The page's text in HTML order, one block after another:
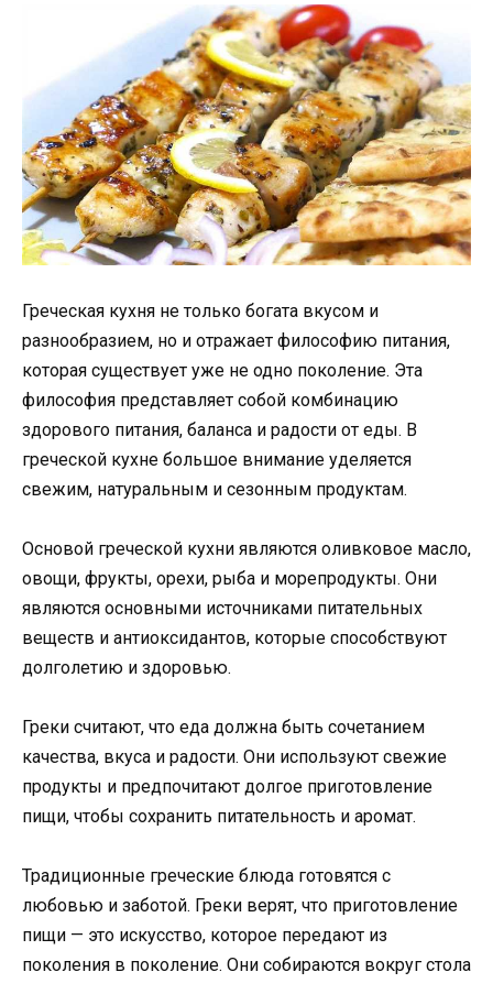
Греческая кухня не только богата вкусом и
разнообразием, но и отражает философию питания,
которая существует уже не одно поколение. Эта
философия представляет собой комбинацию
здорового питания, баланса и радости от еды. В
греческой кухне большое внимание уделяется
свежим, натуральным и сезонным продуктам.
Основой греческой кухни являются оливковое масло,
овощи, фрукты, орехи, рыба и морепродукты. Они
являются основными источниками питательных
веществ и антиоксидантов, которые способствуют
долголетию и здоровью.
Греки считают, что еда должна быть сочетанием
качества, вкуса и радости. Они используют свежие
продукты и предпочитают долгое приготовление
пищи, чтобы сохранить питательность и аромат.
Традиционные греческие блюда готовятся с
любовью и заботой. Греки верят, что приготовление
пищи — это искусство, которое передают из
поколения в поколение. Они собираются вокруг стола